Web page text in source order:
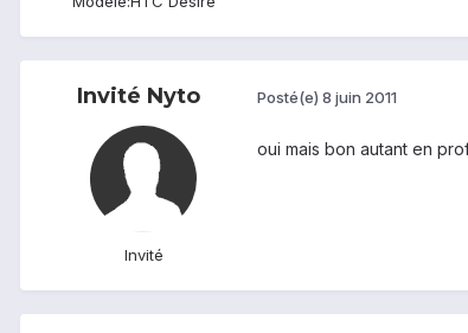
Invité Nyto
Invité
Posté(e) 8 juin 2011
oui mais bon autant en